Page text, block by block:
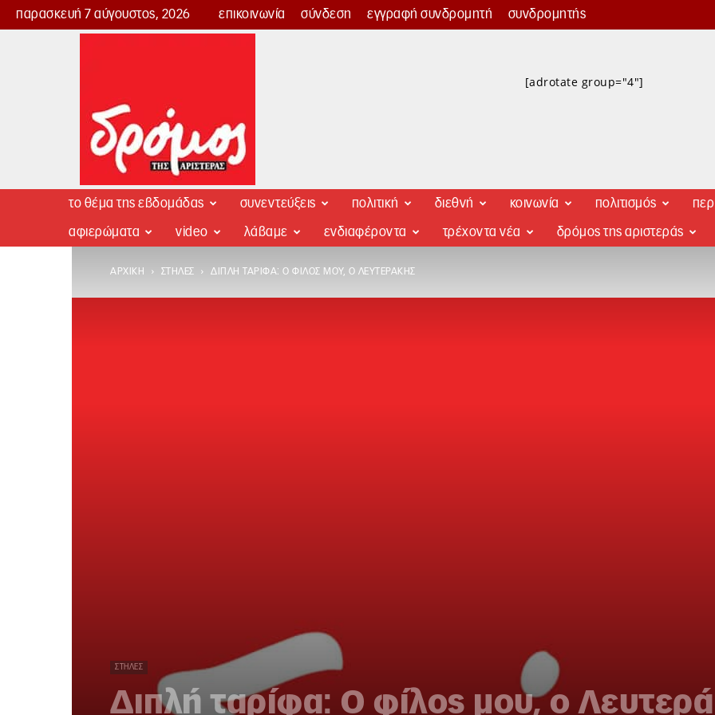
παρασκευή 7 αύγουστος, 2026 επικοινωνία σύνδεση εγγραφή συνδρομητή συνδρομητής
Δρόμος
[adrotate group="4"]
το θέμα της εβδομάδας συνεντεύξεις πολιτική διεθνή κοινωνία πολιτισμός
αφιερώματα video λάβαμε ενδιαφέροντα τρέχοντα νέα δρόμος της αριστεράς
ΑΡΧΙΚΉ ΣΤΉΛΕΣ ΔΙΠΛΉ ΤΑΡΊΦΑ: Ο ΦΊΛΟΣ ΜΟΥ, Ο ΛΕΥΤΕΡΆΚΗΣ
ΣΤΉΛΕΣ
Διπλή ταρίφα: Ο φίλος μου, ο